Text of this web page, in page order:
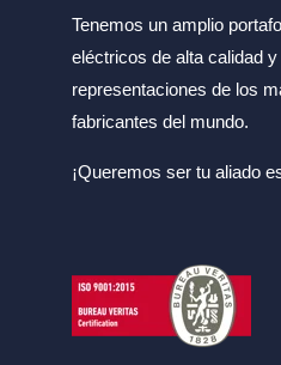
Tenemos un amplio
eléctricos de alta calidad
representaciones de los
fabricantes del mundo.
¡Queremos ser tu aliado